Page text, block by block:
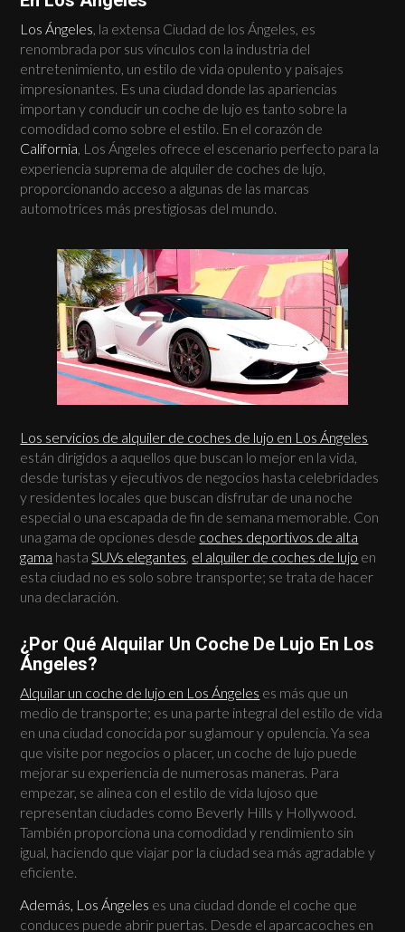
Los Ángeles, la extensa Ciudad de los Ángeles, es
renombrada por sus vínculos con la industria del
entretenimiento, un estilo de vida opulento y paisajes
impresionantes. Es una ciudad donde las apariencias
importan y conducir un coche de lujo es tanto sobre la
comodidad como sobre el estilo. En el corazón de
California, Los Ángeles ofrece el escenario perfecto para la
experiencia suprema de alquiler de coches de lujo,
proporcionando acceso a algunas de las marcas
automotrices más prestigiosas del mundo.
Los servicios de alquiler de coches de lujo en Los Ángeles
están dirigidos a aquellos que buscan lo mejor en la vida,
desde turistas y ejecutivos de negocios hasta celebridades
y residentes locales que buscan disfrutar de una noche
especial o una escapada de fin de semana memorable. Con
una gama de opciones desde coches deportivos de alta
gama hastaSUVs elegantes, el alquiler de coches de lujo en
esta ciudad no es solo sobre transporte; se trata de hacer
una declaración.
¿Por Qué Alquilar Un Coche De Lujo En Los
Ángeles?
Alquilar un coche de lujo en Los Ángeles es más que un
medio de transporte; es una parte integral del estilo de vida
en una ciudad conocida por su glamour y opulencia. Ya sea
que visite por negocios o placer, un coche de lujo puede
mejorar su experiencia de numerosas maneras. Para
empezar, se alinea con el estilo de vida lujoso que
representan ciudades como Beverly Hills y Hollywood.
También proporciona una comodidad y rendimiento sin
igual, haciendo que viajar por la ciudad sea más agradable y
eficiente.
Además, Los Ángeles es una ciudad donde el coche que
conduces puede abrir puertas. Desde el aparcacoches en